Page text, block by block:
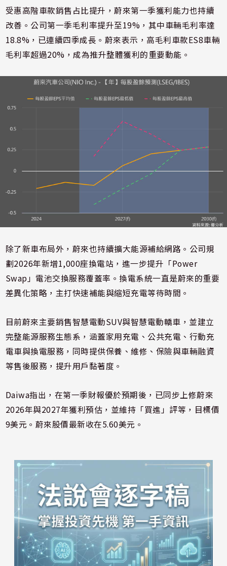
受惠高階車款銷售占比提升，蔚來第一季獲利能力也持續
改善。公司第一季毛利率提升至19%，其中車輛毛利率達
18.8%，已連續四季成長。蔚來表示，高毛利車款ES8車輛
毛利率超過20%，成為推升整體獲利的重要動能。
除了新車布局外，蔚來也持續擴大能源補給網路。公司規
劃2026年新增1,000座換電站，進一步提升「Power
Swap」電池交換服務覆蓋率。換電系統一直是蔚來的重要
差異化策略，主打快速補能與縮短充電等待時間。
目前蔚來主要銷售智慧電動SUV與智慧電動轎車，並建立
完整能源服務生態系，涵蓋家用充電、公共充電、行動充
電車與換電服務，同時提供保養、維修、保險與車輛融資
等售後服務，提升用戶黏著度。
Daiwa指出，在第一季財報優於預期後，已同步上修蔚來
2026年與2027年獲利預估，並維持「買進」評等，目標價
9美元。蔚來股價最新收在5.60美元。